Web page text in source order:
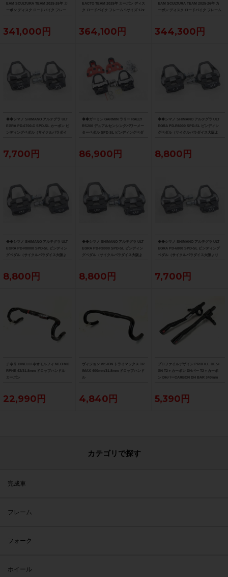
EAM SCULTURA TEAM 2025-26年 カ
ーボン ディスク ロードバイク フレー
341,000円
EACTO TEAM 2025年 カーボン ディス
ク ロードバイク フレーム Sサイズ 12x
364,100円
EAM SCULTURA TEAM 2025-26年 カ
ーボン ディスク ロードバイク フレーム
344,300円
◆◆シマノ SHIMANO アルテグラ ULT
EGRA PD-6700-C SPD-SL カーボン ビ
ンディングペダル（サイクルパラダイ
7,700円
◆◆ガーミン GARMIN ラリー RALLY
RS200 デュアルセンシングパワーメー
ターペダル SPD-SL ビンディングペダ
86,900円
◆◆シマノ SHIMANO アルテグラ ULT
EGRA PD-R8000 SPD-SL ビンディン
グペダル（サイクルパラダイス大阪よ
8,800円
◆◆シマノ SHIMANO アルテグラ ULT
EGRA PD-R8000 SPD-SL ビンディン
グペダル（サイクルパラダイス大阪よ
8,800円
◆◆シマノ SHIMANO アルテグラ ULT
EGRA PD-R8000 SPD-SL ビンディン
グペダル（サイクルパラダイス大阪よ
8,800円
◆◆シマノ SHIMANO アルテグラ ULT
EGRA PD-6800 SPD-SL ビンディング
ペダル（サイクルパラダイス大阪より
7,700円
チネリ CINELLI ネオモルフィ NEO MO
RPHE 42/31.8mm ドロップハンドル
カーボン
22,990円
ヴィジョン VISION トライマックス TR
IMAX 400mm/31.8mm ドロップハンド
ル
4,840円
プロファイルデザイン PROFILE DESI
GN T2＋カーボン DHバー T2＋カーボ
ン DHバーCARBON DH BAR 340mm
5,390円
カテゴリで探す
完成車
フレーム
フォーク
ホイール